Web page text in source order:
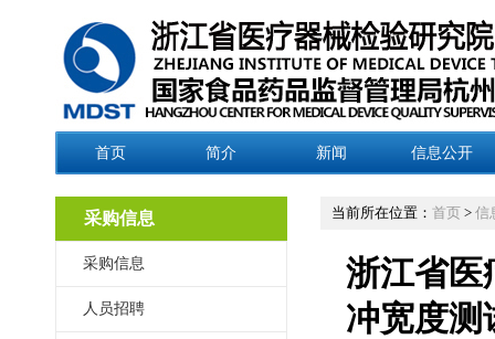
首页 简介 新闻 信息公开
采购信息
采购信息
人员招聘
当前所在位置： 首页 > 信
浙江省医
冲宽度测